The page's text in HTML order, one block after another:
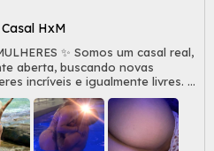
HxM
um casal real,
aberta, buscando novas
incríveis e igualmente livres. ✨
Ela, elegante e intensa.
de sobra — e queremos dividir
também valoriza respeito,
mulher